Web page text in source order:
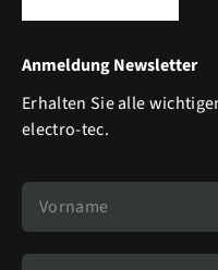
Anmeldung Newsletter
Erhalten Sie alle
electro-tec.